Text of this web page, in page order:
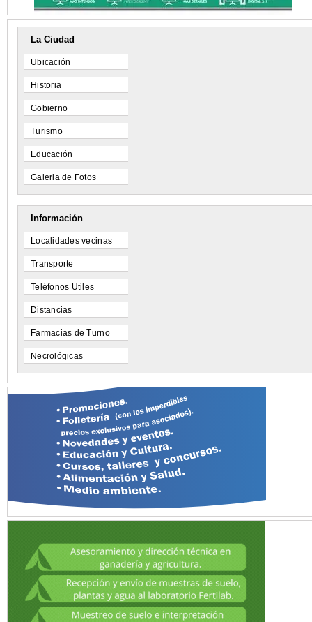
La Ciudad
Ubicación
Historia
Gobierno
Turismo
Educación
Galeria de Fotos
Información
Localidades vecinas
Transporte
Teléfonos Utiles
Distancias
Farmacias de Turno
Necrológicas